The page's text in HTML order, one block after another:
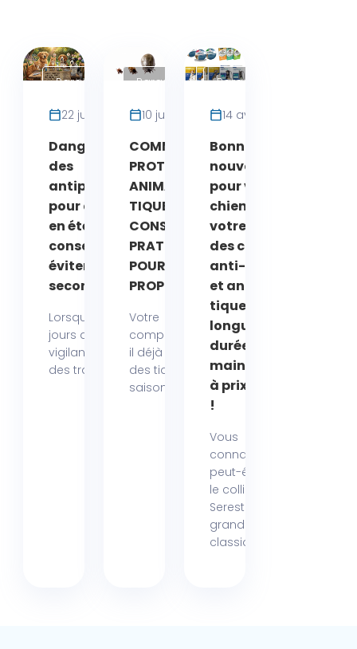
Parasite
22 juin 2026
Dangers cachés
des
antiparasitaires
pour animaux
en été : nos
conseils pour
éviter les effets
secondaires !
Lorsque les beaux
jours arrivent, la
vigilance autour
des traitements...
Parasite
10 juin 2026
COMMENT
PROTÉGER VOS
ANIMAUX DES
TIQUES EN ÉTÉ :
CONSEILS
PRATIQUES
POUR
PROPRIÉTAIRES
Votre
compagnon a-t-
il déjà attrapé
des tiques à la
saison...
Parasite
14 avril 2026
Bonne
nouvelle
pour votre
chien ou
votre chat :
des colliers
anti-puces
et anti-
tiques
longue
durée
maintenant
à prix réduit
!
Vous
connaissez
peut-être déjà
le collier
Seresto, ce
grand
classique...